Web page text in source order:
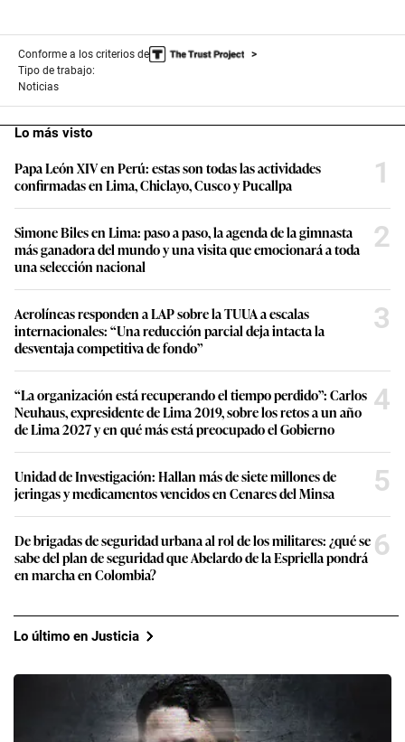
Conforme a los criterios de
Tipo de trabajo:
Noticias
Lo más visto
Papa León XIV en Perú: estas son todas las actividades
confirmadas en Lima, Chiclayo, Cusco y Pucallpa
1
Simone Biles en Lima: paso a paso, la agenda de la gimnasta
más ganadora del mundo y una visita que emocionará a toda
una selección nacional
2
Aerolíneas responden a LAP sobre la TUUA a escalas
internacionales: “Una reducción parcial deja intacta la
desventaja competitiva de fondo”
3
“La organización está recuperando el tiempo perdido”: Carlos
Neuhaus, expresidente de Lima 2019, sobre los retos a un año
de Lima 2027 y en qué más está preocupado el Gobierno
4
Unidad de Investigación: Hallan más de siete millones de
jeringas y medicamentos vencidos en Cenares del Minsa
5
De brigadas de seguridad urbana al rol de los militares: ¿qué se
sabe del plan de seguridad que Abelardo de la Espriella pondrá
en marcha en Colombia?
6
Lo último en Justicia